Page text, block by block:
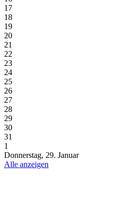
17
18
19
20
21
22
23
24
25
26
27
28
29
30
31
1
Donnerstag, 29. Januar
Alle anzeigen